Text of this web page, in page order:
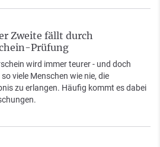
Zweite fällt durch
Prüfung
wird immer teurer - und doch
viele Menschen wie nie, die
zu erlangen. Häufig kommt es dabei